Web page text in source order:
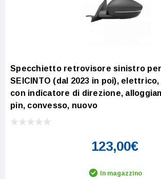
Specchietto retrovisore sinistro per
SEICINTO (dal 2023 in poi),
con indicatore di direzione,
pin, convesso, nuovo
123,00€
In magazzino